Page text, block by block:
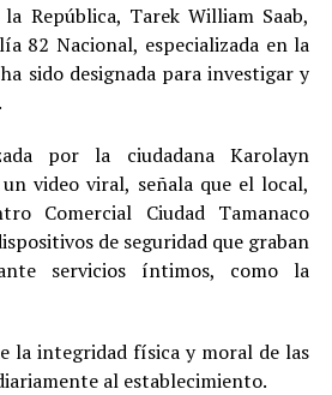
República, Tarek William Saab,
82 Nacional, especializada en la
sido designada para investigar y
por la ciudadana Karolayn
video viral, señala que el local,
Comercial Ciudad Tamanaco
de seguridad que graban
servicios íntimos, como la
la integridad física y moral de las
al establecimiento.